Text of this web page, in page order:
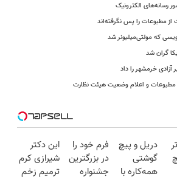
رسانه‌های الکترونیک
مطبوعات را پس نگرفته‌اند
که مولتی‌میلیونر شد
گران شد
خرمشهر را داد
مطبوعات و اعلام وضعیت هیئت نظارت
دریل و پیچ
گوشتی
همه‌کاره با
فرم خود را
در بزرگترین
جشنواره
این دکتر
شیرازی کرم
ترمیم زخم